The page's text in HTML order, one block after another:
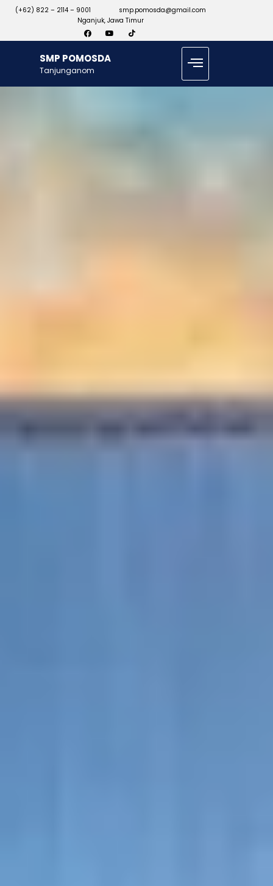
(+62) 822 – 2114 – 9001
smp.pomosda@gmail.com
Nganjuk, Jawa Timur
SMP POMOSDA
Tanjunganom